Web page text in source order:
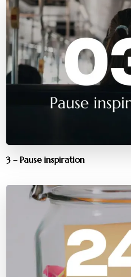
3 – Pause inspiration